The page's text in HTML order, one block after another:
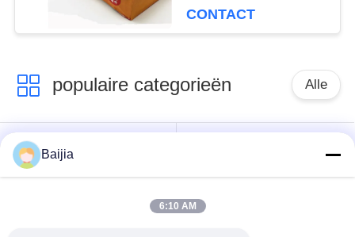
Verpakking
CONTACT
populaire categorieën Alle
Het Document van
Multiwallkraftpapier
Zakken
Klepmultiwall Zakken
Baijia
6:10 AM